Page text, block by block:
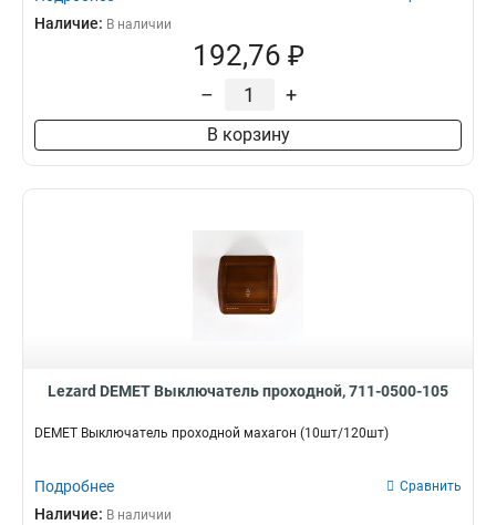
Наличие: В наличии
192,76 ₽
– +
В корзину
Lezard DEMET Выключатель проходной, 711-0500-105
DEMET Выключатель проходной махагон (10шт/120шт)
Подробнее Сравнить
Наличие: В наличии